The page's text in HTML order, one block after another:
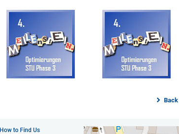
Back
How to Find Us